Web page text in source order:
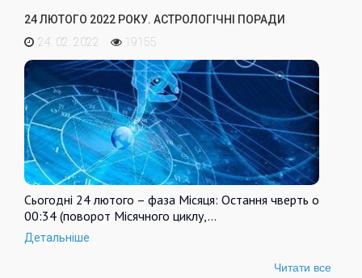
24 ЛЮТОГО 2022 РОКУ. АСТРОЛОГІЧНІ ПОРАДИ
24. 02. 2022
19155
Сьогодні 24 лютого – фаза Місяця: Остання чверть о
00:34 (поворот Місячного циклу,…
Детальніше
Читати все